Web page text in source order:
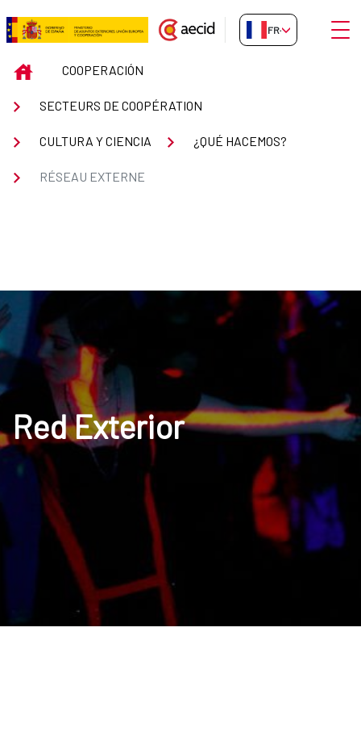
Saut au contenu principal
RÉSEAU EXTERNE
FR-FR
INICIOCOOPERACIÓN
SECTEURS DE COOPÉRATION
CULTURA Y CIENCIA ¿QUÉ HACEMOS?
RÉSEAU EXTERNE
Red Exterior